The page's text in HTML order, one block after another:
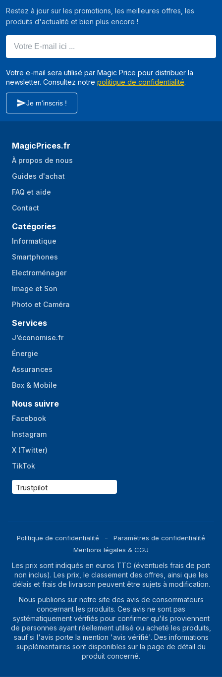
Restez à jour sur les promotions, les meilleures offres, les
produits d'actualité et bien plus encore !
Votre e-mail sera utilisé par Magic Price pour distribuer la
newsletter. Consultez notre politique de confidentialité.
Je m'inscris !
MagicPrices.fr
À propos de nous
Guides d'achat
FAQ et aide
Contact
Catégories
Informatique
Smartphones
Electroménager
Image et Son
Photo et Caméra
Services
J’économise.fr
Énergie
Assurances
Box & Mobile
Nous suivre
Facebook
Instagram
X (Twitter)
TikTok
Trustpilot
Politique de confidentialité
Paramètres de confidentialité
Mentions légales & CGU
Les prix sont indiqués en euros TTC (éventuels frais de port
non inclus). Les prix, le classement des offres, ainsi que les
délais et frais de livraison peuvent être sujets à modification.
Nous publions sur notre site des avis de consommateurs
concernant les produits. Ces avis ne sont pas
systématiquement vérifiés pour confirmer qu'ils proviennent
de personnes ayant réellement utilisé ou acheté les produits,
sauf si l'avis porte la mention 'avis vérifié'. Des informations
supplémentaires sont disponibles sur la page de détail du
produit concerné.